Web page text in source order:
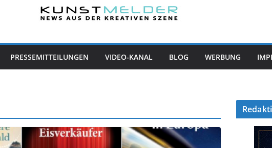
PRESSEMITTEILUNGEN VIDEO-KANAL BLOG WERBUNG